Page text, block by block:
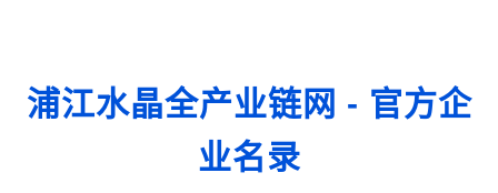
浦江水晶全产业链网 - 官方企
业名录